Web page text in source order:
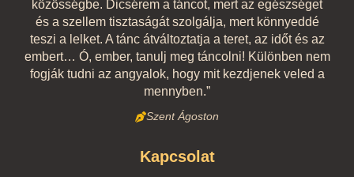
közösségbe. Dicsérem a táncot, mert az egészséget
és a szellem tisztaságát szolgálja, mert könnyeddé
teszi a lelket. A tánc átváltoztatja a teret, az időt és az
embert… Ó, ember, tanulj meg táncolni! Különben nem
fogják tudni az angyalok, hogy mit kezdjenek veled a
mennyben.”
Szent Ágoston
Kapcsolat